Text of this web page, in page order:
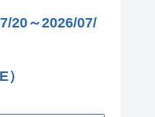
20～2026/07/